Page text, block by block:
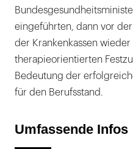
eingeführten, dann vor
der Krankenkassen
therapieorientierten
Bedeutung der
für den Berufsstand.
Umfassende Infos